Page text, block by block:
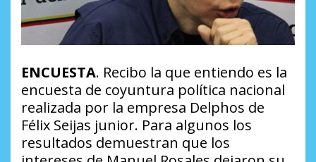
ENCUESTA. Recibo la que entiendo es la
encuesta de coyuntura política nacional
realizada por la empresa Delphos de
Félix Seijas junior. Para algunos los
resultados demuestran que los